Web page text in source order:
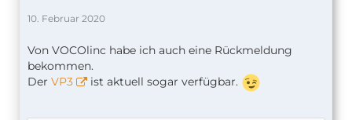
10. Februar 2020
Von VOCOlinc habe ich auch eine Rückmeldung
bekommen.
Der VP3 ist aktuell sogar verfügbar.